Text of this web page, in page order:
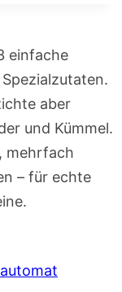
einfache
aber
und Kümmel.
mehrfach
– für echte